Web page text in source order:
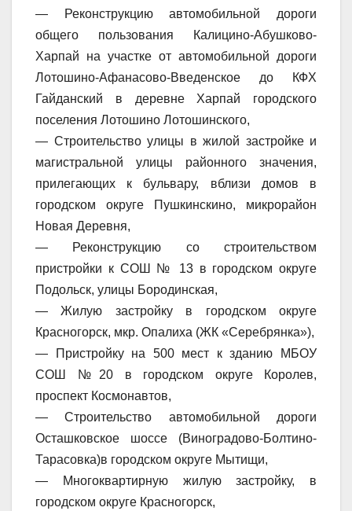
— Реконструкцию автомобильной дороги
общего пользования Калицино-Абушково-
Харпай на участке от автомобильной дороги
Лотошино-Афанасово-Введенское до КФХ
Гайданский в деревне Харпай городского
поселения Лотошино Лотошинского,
— Строительство улицы в жилой застройке и
магистральной улицы районного значения,
прилегающих к бульвару, вблизи домов в
городском округе Пушкинскино, микрорайон
Новая Деревня,
— Реконструкцию со строительством
пристройки к СОШ № 13 в городском округе
Подольск, улицы Бородинская,
— Жилую застройку в городском округе
Красногорск, мкр. Опалиха (ЖК «Серебрянка»),
— Пристройку на 500 мест к зданию МБОУ
СОШ №20 в городском округе Королев,
проспект Космонавтов,
— Строительство автомобильной дороги
Осташковское шоссе (Виноградово-Болтино-
Тарасовка)в городском округе Мытищи,
— Многоквартирную жилую застройку, в
городском округе Красногорск,